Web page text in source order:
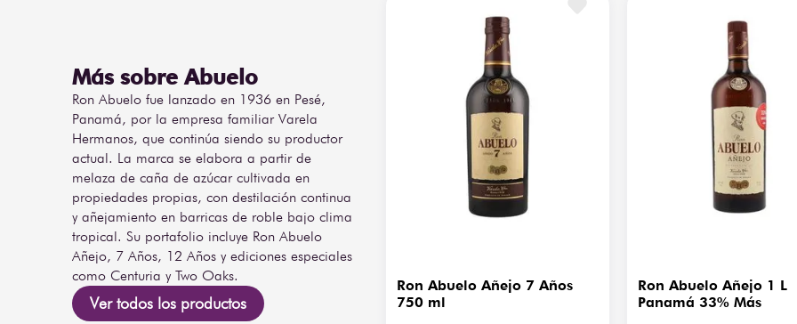
Graduación Alcohólica
Contenido de Azúcar (g/L)
Temperatura de Servicio
Maridaje Sugerido
Más sobre Abuelo
Ron Abuelo fue lanzado en 1936 en Pesé,
Panamá, por la empresa familiar Varela
Hermanos, que continúa siendo su productor
actual. La marca se elabora a partir de
melaza de caña de azúcar cultivada en
propiedades propias, con destilación continua
y añejamiento en barricas de roble bajo clima
tropical. Su portafolio incluye Ron Abuelo
Añejo, 7 Años, 12 Años y ediciones especiales
como Centuria y Two Oaks.
Ver todos los productos
Ron Abuelo Añejo 7 Años
750 ml
Ron Abuelo Añejo 1 L
Panamá 33% Más